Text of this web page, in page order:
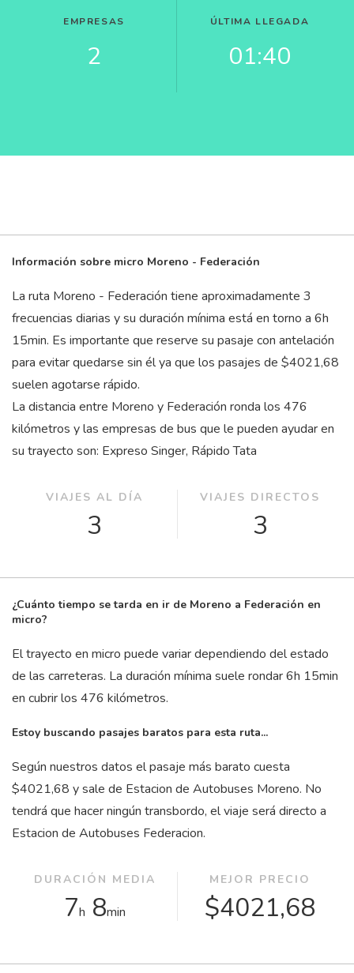
EMPRESAS
2
ÚLTIMA LLEGADA
01:40
Información sobre micro Moreno - Federación
La ruta Moreno - Federación tiene aproximadamente 3
frecuencias diarias y su duración mínima está en torno a 6h
15min. Es importante que reserve su pasaje con antelación
para evitar quedarse sin él ya que los pasajes de $4021,68
suelen agotarse rápido.
La distancia entre Moreno y Federación ronda los 476
kilómetros y las empresas de bus que le pueden ayudar en
su trayecto son: Expreso Singer, Rápido Tata
VIAJES AL DÍA
3
VIAJES DIRECTOS
3
¿Cuánto tiempo se tarda en ir de Moreno a Federación en
micro?
El trayecto en micro puede variar dependiendo del estado
de las carreteras. La duración mínima suele rondar 6h 15min
en cubrir los 476 kilómetros.
Estoy buscando pasajes baratos para esta ruta...
Según nuestros datos el pasaje más barato cuesta
$4021,68 y sale de Estacion de Autobuses Moreno. No
tendrá que hacer ningún transbordo, el viaje será directo a
Estacion de Autobuses Federacion.
DURACIÓN MEDIA
7h 8min
MEJOR PRECIO
$4021,68